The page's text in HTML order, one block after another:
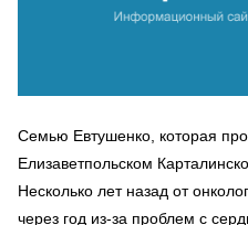
Семью Евтушенко, которая
Елизаветпольском
Несколько лет назад от
через год из-за проблем с